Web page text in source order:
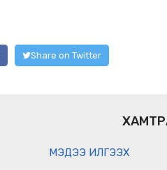
Share on Twitter
МЭДЭЭ ИЛГЭЭХ